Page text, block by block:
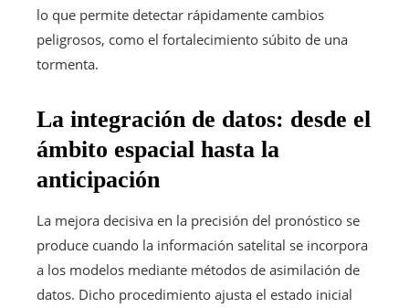
lo que permite detectar rápidamente cambios
peligrosos, como el fortalecimiento súbito de una
tormenta.
La integración de datos: desde el
ámbito espacial hasta la
anticipación
La mejora decisiva en la precisión del pronóstico se
produce cuando la información satelital se incorpora
a los modelos mediante métodos de asimilación de
datos. Dicho procedimiento ajusta el estado inicial